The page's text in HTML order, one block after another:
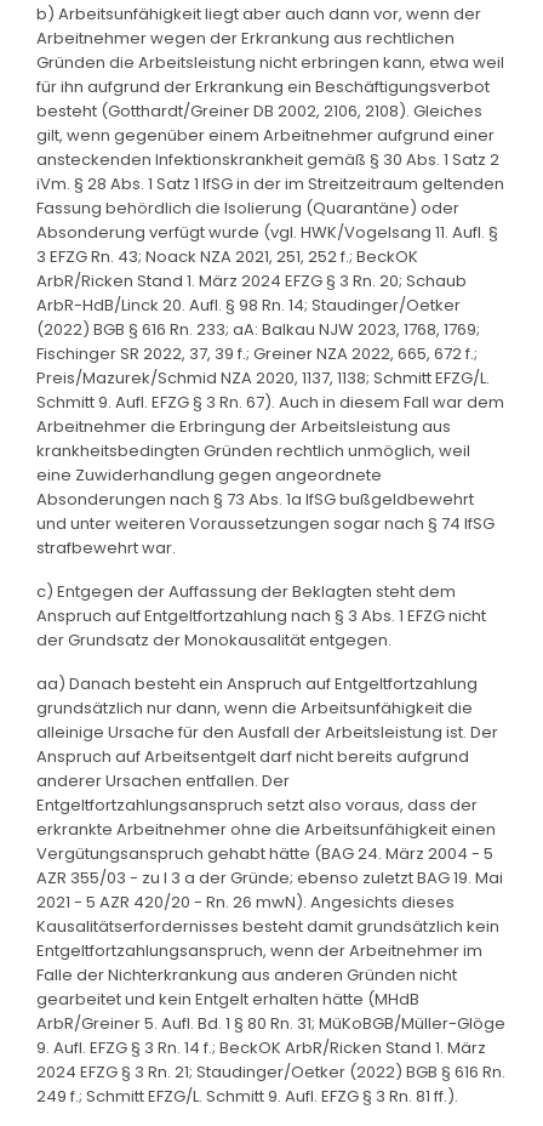
b) Arbeitsunfähigkeit liegt aber auch dann vor, wenn der
Arbeitnehmer wegen der Erkrankung aus rechtlichen
Gründen die Arbeitsleistung nicht erbringen kann, etwa weil
für ihn aufgrund der Erkrankung ein Beschäftigungsverbot
besteht (Gotthardt/Greiner DB 2002, 2106, 2108). Gleiches
gilt, wenn gegenüber einem Arbeitnehmer aufgrund einer
ansteckenden Infektionskrankheit gemäß § 30 Abs. 1 Satz 2
iVm. § 28 Abs. 1 Satz 1 IfSG in der im Streitzeitraum geltenden
Fassung behördlich die Isolierung (Quarantäne) oder
Absonderung verfügt wurde (vgl. HWK/Vogelsang 11. Aufl. §
3 EFZG Rn. 43; Noack NZA 2021, 251, 252 f.; BeckOK
ArbR/Ricken Stand 1. März 2024 EFZG § 3 Rn. 20; Schaub
ArbR-HdB/Linck 20. Aufl. § 98 Rn. 14; Staudinger/Oetker
(2022) BGB § 616 Rn. 233; aA: Balkau NJW 2023, 1768, 1769;
Fischinger SR 2022, 37, 39 f.; Greiner NZA 2022, 665, 672 f.;
Preis/Mazurek/Schmid NZA 2020, 1137, 1138; Schmitt EFZG/L.
Schmitt 9. Aufl. EFZG § 3 Rn. 67). Auch in diesem Fall war dem
Arbeitnehmer die Erbringung der Arbeitsleistung aus
krankheitsbedingten Gründen rechtlich unmöglich, weil
eine Zuwiderhandlung gegen angeordnete
Absonderungen nach § 73 Abs. 1a IfSG bußgeldbewehrt
und unter weiteren Voraussetzungen sogar nach § 74 IfSG
strafbewehrt war.
c) Entgegen der Auffassung der Beklagten steht dem
Anspruch auf Entgeltfortzahlung nach § 3 Abs. 1 EFZG nicht
der Grundsatz der Monokausalität entgegen.
aa) Danach besteht ein Anspruch auf Entgeltfortzahlung
grundsätzlich nur dann, wenn die Arbeitsunfähigkeit die
alleinige Ursache für den Ausfall der Arbeitsleistung ist. Der
Anspruch auf Arbeitsentgelt darf nicht bereits aufgrund
anderer Ursachen entfallen. Der
Entgeltfortzahlungsanspruch setzt also voraus, dass der
erkrankte Arbeitnehmer ohne die Arbeitsunfähigkeit einen
Vergütungsanspruch gehabt hätte (BAG 24. März 2004 - 5
AZR 355/03 - zu I 3 a der Gründe; ebenso zuletzt BAG 19. Mai
2021 - 5 AZR 420/20 - Rn. 26 mwN). Angesichts dieses
Kausalitätserfordernisses besteht damit grundsätzlich kein
Entgeltfortzahlungsanspruch, wenn der Arbeitnehmer im
Falle der Nichterkrankung aus anderen Gründen nicht
gearbeitet und kein Entgelt erhalten hätte (MHdB
ArbR/Greiner 5. Aufl. Bd. 1 § 80 Rn. 31; MüKoBGB/Müller-Glöge
9. Aufl. EFZG § 3 Rn. 14 f.; BeckOK ArbR/Ricken Stand 1. März
2024 EFZG § 3 Rn. 21; Staudinger/Oetker (2022) BGB § 616 Rn.
249 f.; Schmitt EFZG/L. Schmitt 9. Aufl. EFZG § 3 Rn. 81 ff.).